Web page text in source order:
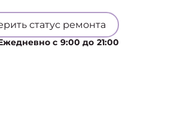
статус ремонта
с 9:00 до 21:00